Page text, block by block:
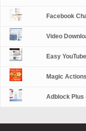
Facebook
Video
Easy
Magic
Adblock Plus